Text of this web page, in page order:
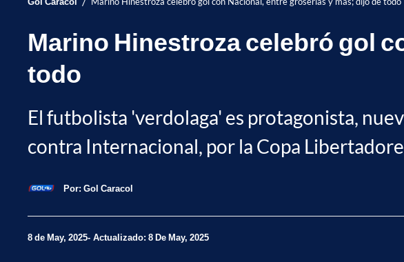
Marino Hinestroza celebró gol
todo
El futbolista 'verdolaga' es protagonista,
contra Internacional, por la Copa
Por: Gol Caracol
8 de May, 2025 Actualizado: 8 De May, 2025